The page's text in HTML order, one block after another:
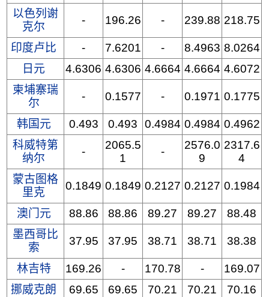
以色列谢
克尔
- 196.26 - 239.88 218.75
印度卢比 - 7.6201 - 8.4963 8.0264
日元
4.6306 4.6306 4.6664 4.6664 4.6072
柬埔寨瑞
尔
- 0.1577 - 0.1971 0.1775
韩国元 0.493 0.493 0.4984 0.4984 0.4962
科威特第
纳尔
-
2065.5
1
-
2576.0
9
2317.6
4
蒙古图格
里克
0.1849 0.1849 0.2127 0.2127 0.1984
澳门元 88.86 88.86 89.27 89.27
88.48
墨西哥比
索
37.95 37.95 38.71 38.71 38.38
林吉特 169.26 - 170.78 -
169.07
挪威克朗
69.65 69.65 70.21 70.21
70.16